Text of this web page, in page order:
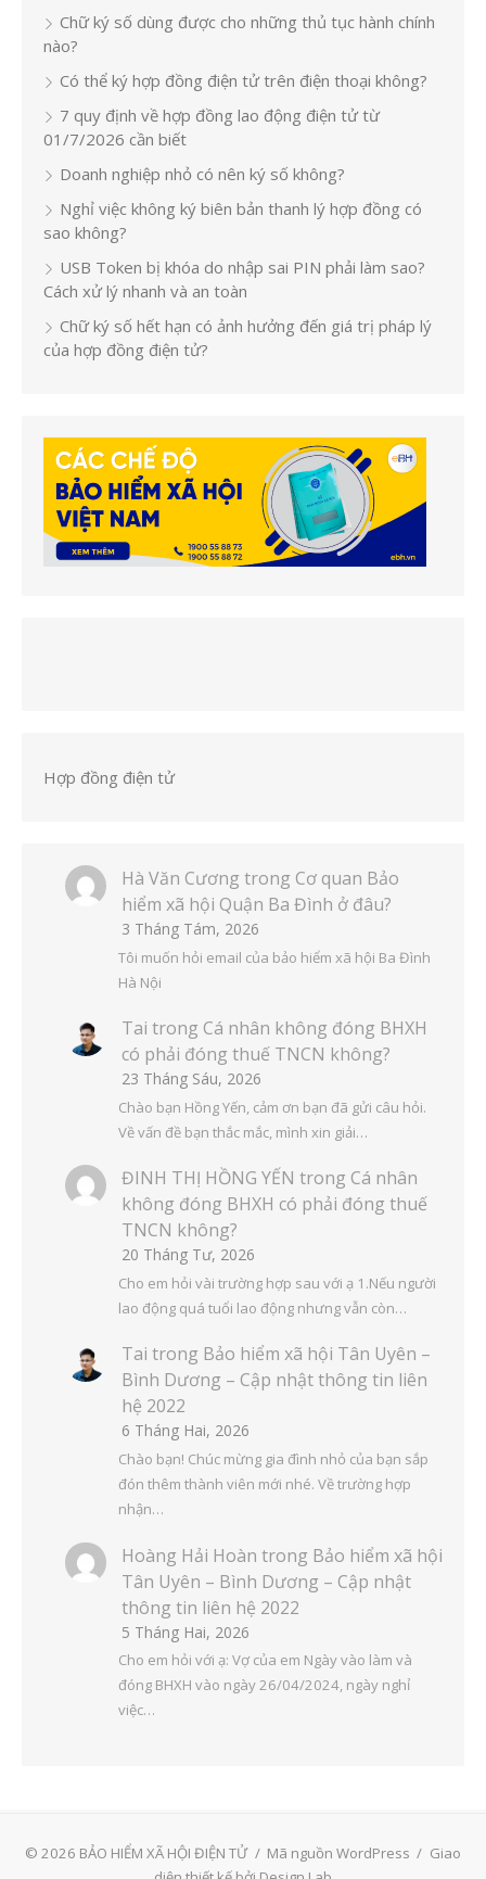
Chữ ký số dùng được cho những thủ tục hành chính
nào?
Có thể ký hợp đồng điện tử trên điện thoại không?
7 quy định về hợp đồng lao động điện tử từ
01/7/2026 cần biết
Doanh nghiệp nhỏ có nên ký số không?
Nghỉ việc không ký biên bản thanh lý hợp đồng có
sao không?
USB Token bị khóa do nhập sai PIN phải làm sao?
Cách xử lý nhanh và an toàn
Chữ ký số hết hạn có ảnh hưởng đến giá trị pháp lý
của hợp đồng điện tử?
Hợp đồng điện tử
Hà Văn Cương trong Cơ quan Bảo
hiểm xã hội Quận Ba Đình ở đâu?
3 Tháng Tám, 2026
Tôi muốn hỏi email của bảo hiểm xã hội Ba Đình
Hà Nội
Tai trong Cá nhân không đóng BHXH
có phải đóng thuế TNCN không?
23 Tháng Sáu, 2026
Chào bạn Hồng Yến, cảm ơn bạn đã gửi câu hỏi.
Về vấn đề bạn thắc mắc, mình xin giải…
ĐINH THỊ HỒNG YẾN trong Cá nhân
không đóng BHXH có phải đóng thuế
TNCN không?
20 Tháng Tư, 2026
Cho em hỏi vài trường hợp sau với ạ 1.Nếu người
lao động quá tuổi lao động nhưng vẫn còn…
Tai trong Bảo hiểm xã hội Tân Uyên –
Bình Dương – Cập nhật thông tin liên
hệ 2022
6 Tháng Hai, 2026
Chào bạn! Chúc mừng gia đình nhỏ của bạn sắp
đón thêm thành viên mới nhé. Về trường hợp
nhận…
Hoàng Hải Hoàn trong Bảo hiểm xã hội
Tân Uyên – Bình Dương – Cập nhật
thông tin liên hệ 2022
5 Tháng Hai, 2026
Cho em hỏi với ạ: Vợ của em Ngày vào làm và
đóng BHXH vào ngày 26/04/2024, ngày nghỉ
việc…
© 2026 BẢO HIỂM XÃ HỘI ĐIỆN TỬ / Mã nguồn WordPress / Giao